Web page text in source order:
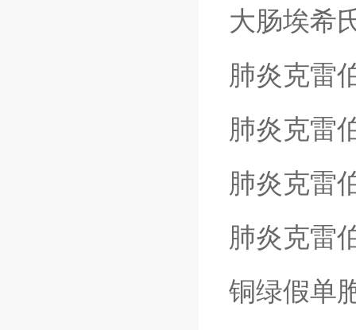
大肠埃希
肺炎克雷
肺炎克雷
肺炎克雷
肺炎克雷
铜绿假单